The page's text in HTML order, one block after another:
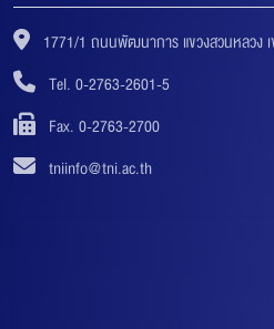
1771/1 ถนนพัฒนาการ แขวงสวนหลวง
Tel. 0-2763-2601-5
Fax. 0-2763-2700
tniinfo@tni.ac.th